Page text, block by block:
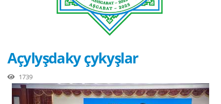
Açylyşdaky çykyşlar
1739